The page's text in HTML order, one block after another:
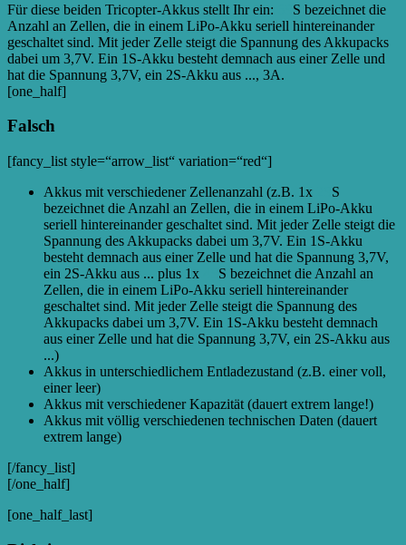
Für diese beiden Tricopter-Akkus stellt Ihr ein:
S bezeichnet die
Anzahl an Zellen, die in einem LiPo-Akku seriell hintereinander
geschaltet sind. Mit jeder Zelle steigt die Spannung des Akkupacks
dabei um 3,7V. Ein 1S-Akku besteht demnach aus einer Zelle und
hat die Spannung 3,7V, ein 2S-Akku aus ..., 3A.
[one_half]
Falsch
[fancy_list style=“arrow_list“ variation=“red“]
Akkus mit verschiedener Zellenanzahl (z.B. 1x
S
bezeichnet die Anzahl an Zellen, die in einem LiPo-Akku
seriell hintereinander geschaltet sind. Mit jeder Zelle steigt die
Spannung des Akkupacks dabei um 3,7V. Ein 1S-Akku
besteht demnach aus einer Zelle und hat die Spannung 3,7V,
ein 2S-Akku aus ... plus 1x
S bezeichnet die Anzahl an
Zellen, die in einem LiPo-Akku seriell hintereinander
geschaltet sind. Mit jeder Zelle steigt die Spannung des
Akkupacks dabei um 3,7V. Ein 1S-Akku besteht demnach
aus einer Zelle und hat die Spannung 3,7V, ein 2S-Akku aus
...)
Akkus in unterschiedlichem Entladezustand (z.B. einer voll,
einer leer)
Akkus mit verschiedener Kapazität (dauert extrem lange!)
Akkus mit völlig verschiedenen technischen Daten (dauert
extrem lange)
[/fancy_list]
[/one_half]
[one_half_last]